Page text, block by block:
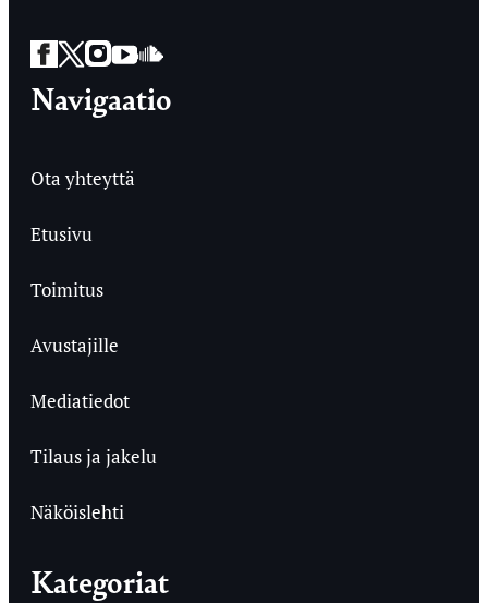
Facebook
Twitter
Instagram
YouTube
SoundCloud
Navigaatio
Ota yhteyttä
Etusivu
Toimitus
Avustajille
Mediatiedot
Tilaus ja jakelu
Näköislehti
Kategoriat